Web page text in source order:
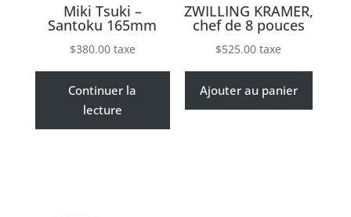
Miki Tsuki –
Santoku 165mm
$380.00 taxe
Continuer la
lecture
ZWILLING KRAMER,
chef de 8 pouces
$525.00 taxe
Ajouter au panier